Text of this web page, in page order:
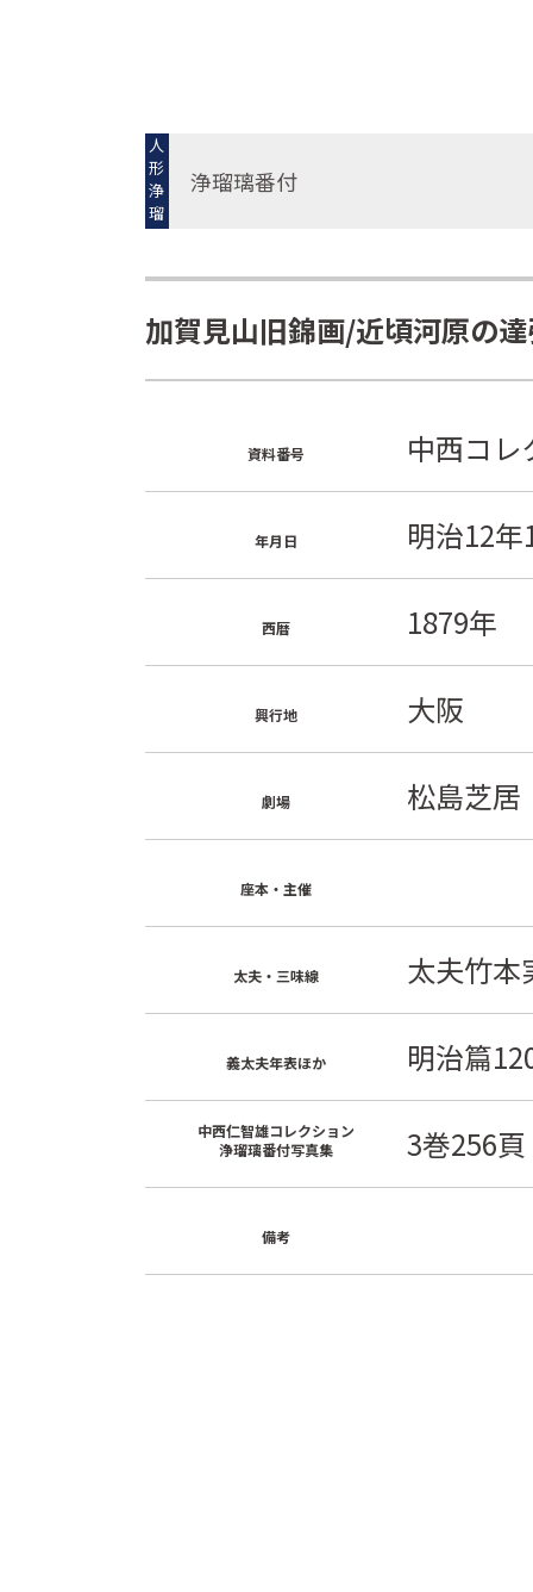
人
形
浄
瑠
璃
浄瑠璃番付
加賀見山旧錦画/近頃河原の
資料番号 中西コレ
年月日 明治12年
西暦 1879年
興行地 大阪
劇場 松島芝居
座本・主催
太夫・三味線 太夫竹
義太夫年表ほか 明治篇
中西仁智雄コレクション
浄瑠璃番付写真集
3巻256頁
備考